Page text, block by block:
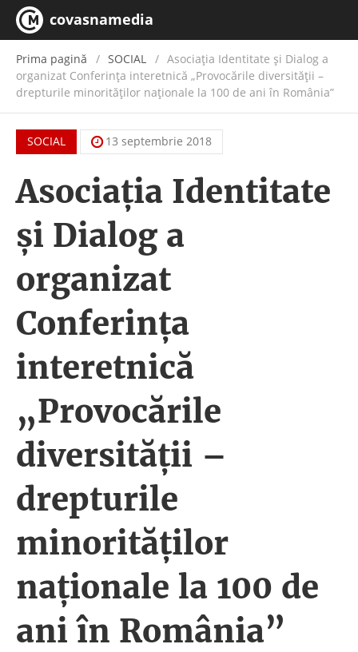
covasnamedia
Prima pagină SOCIAL
Asociația Identitate și Dialog a
organizat Conferința interetnică „Provocările diversității –
drepturile minorităților naționale la 100 de ani în România”
SOCIAL 13 septembrie 2018
Asociația Identitate
și Dialog a
organizat
Conferința
interetnică
„Provocările
diversității –
drepturile
minorităților
naționale la 100 de
ani în România”